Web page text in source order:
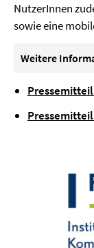
NutzerInnen
sowie eine
Weitere